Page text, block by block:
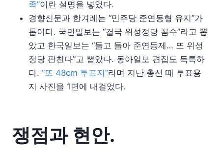
족”이란 설명을 넣었다.
경향신문과 한겨레는 “민주당 준연동형 유지”가
톱이다. 국민일보는 “결국 위성정당 꼼수”라고 뽑
았고 한국일보는 “돌고 돌아 준연동제… 또 위성
정당 판친다”고 뽑았다. 동아일보 편집도 독특하
다. “또 48cm 투표지”라며 지난 총선 때 투표용
지 사진을 1면에 내걸었다.
쟁점과 현안.